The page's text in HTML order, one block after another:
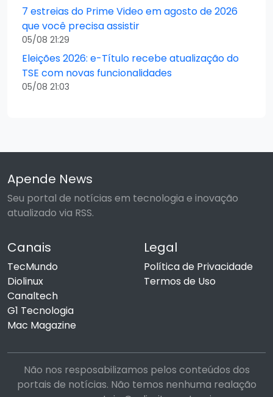
7 estreias do Prime Video em agosto de 2026
que você precisa assistir
05/08 21:29
Eleições 2026: e-Título recebe atualização do
TSE com novas funcionalidades
05/08 21:03
Apende News
Seu portal de notícias em tecnologia e inovação
atualizado via RSS.
Canais
TecMundo
Diolinux
Canaltech
G1 Tecnologia
Mac Magazine
Legal
Política de Privacidade
Termos de Uso
Não nos resposabilizamos pelos conteúdos dos
portais de notícias. Não temos nenhuma realação